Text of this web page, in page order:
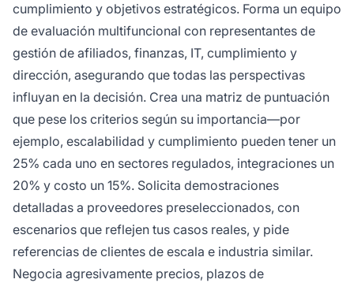
cumplimiento y objetivos estratégicos. Forma un equipo
de evaluación multifuncional con representantes de
gestión de afiliados, finanzas, IT, cumplimiento y
dirección, asegurando que todas las perspectivas
influyan en la decisión. Crea una matriz de puntuación
que pese los criterios según su importancia—por
ejemplo, escalabilidad y cumplimiento pueden tener un
25% cada uno en sectores regulados, integraciones un
20% y costo un 15%. Solicita demostraciones
detalladas a proveedores preseleccionados, con
escenarios que reflejen tus casos reales, y pide
referencias de clientes de escala e industria similar.
Negocia agresivamente precios, plazos de